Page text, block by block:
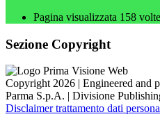
Pagina visualizzata 158 volte
Sezione Copyright
Copyright 2026 | Engineered and
Parma S.p.A. | Divisione
Disclaimer trattamento dati